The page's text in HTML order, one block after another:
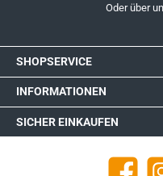
Oder über
SHOPSERVICE
INFORMATIONEN
SICHER EINKAUFEN